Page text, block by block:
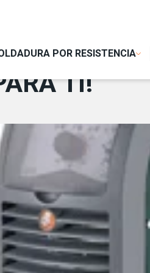
POR RESISTENCIA
TI!